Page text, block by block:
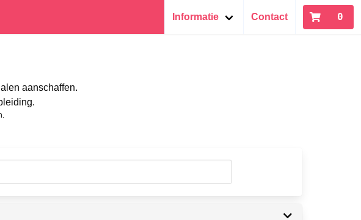
Informatie Contact 0
aanschaffen.